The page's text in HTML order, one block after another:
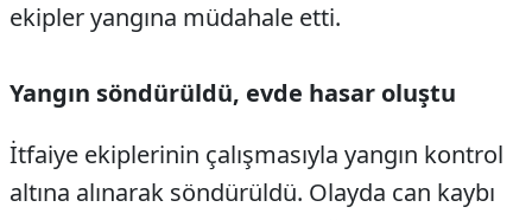
ekipler yangına müdahale etti.
Yangın söndürüldü, evde hasar oluştu
İtfaiye ekiplerinin çalışmasıyla yangın kontrol
altına alınarak söndürüldü. Olayda can kaybı